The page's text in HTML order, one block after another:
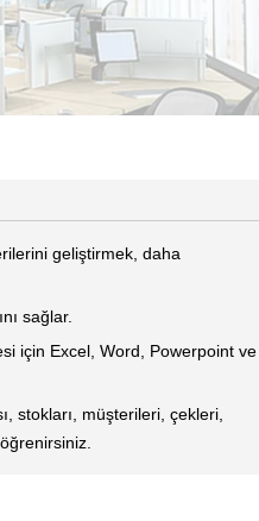
geliştirmek, daha
sağlar.
için Excel, Word, Powerpoint ve
stokları, müşterileri, çekleri,